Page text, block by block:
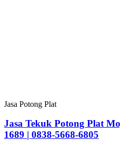
Jasa Potong Plat
Jasa Tekuk Potong Plat
1689 | 0838-5668-6805